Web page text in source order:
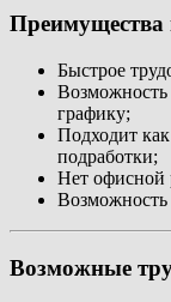
Преимущества
Быстрое
Возможность
графику;
Подходит
подработки;
Нет
Возможность
Возможные